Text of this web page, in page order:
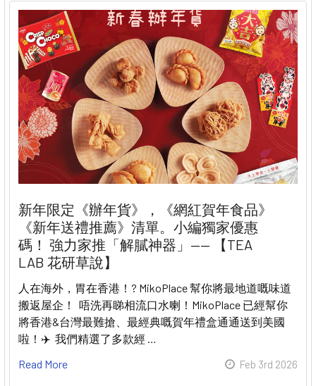
新年限定《辦年貨》，《網紅賀年食品》
《新年送禮推薦》清單。小編獨家優惠
碼！ 強力家推「解膩神器」—— 【TEA
LAB 花研草說】
人在海外，胃在香港！? MikoPlace 幫你將最地道嘅味道
搬返屋企！ 唔洗再睇相流口水喇！MikoPlace 已經幫你
將香港&台灣最難搶、最經典嘅賀年禮盒通通送到美國
啦！✈️ 我們精選了多款經 …
Read More
Feb 3rd 2026